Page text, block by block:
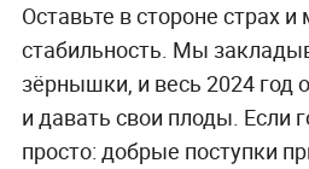
Оставьте в стороне страх
стабильность. Мы
зёрнышки, и весь 2024 год
и давать свои плоды. Если
просто: добрые поступки